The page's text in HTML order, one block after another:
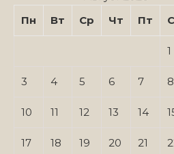
Пн
Вт Ср Чт Пт
1
3 4 5 6 7 8
10 11 12 13 14
17 18 19 20 21